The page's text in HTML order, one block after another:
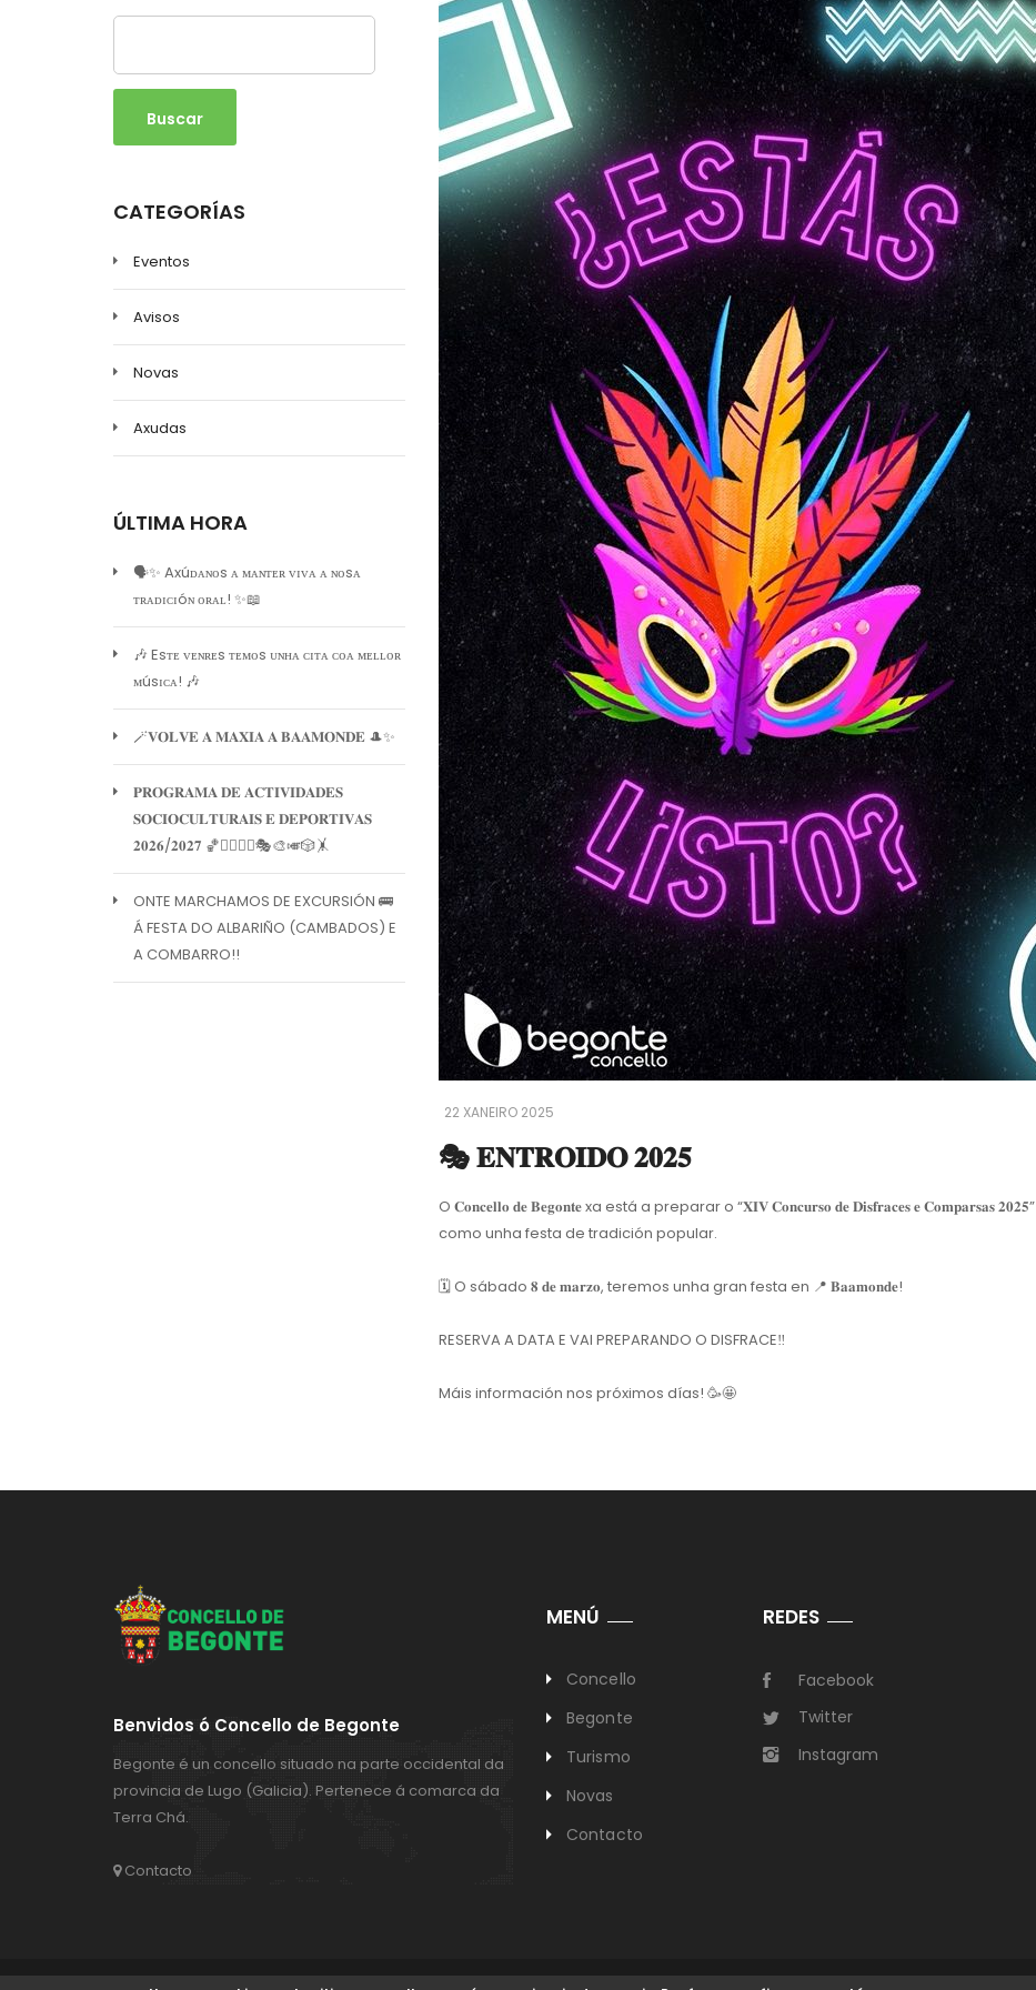
CATEGORÍAS
Eventos
Avisos
Novas
Axudas
ÚLTIMA HORA
🗣️✨ Axúᴅᴀɴᴏs ᴀ ᴍᴀɴᴛᴇʀ ᴠɪᴠᴀ ᴀ ɴᴏsᴀ
ᴛʀᴀᴅɪᴄɪóɴ ᴏʀᴀʟ! ✨📖
🎶 Esᴛᴇ ᴠᴇɴʀᴇs ᴛᴇᴍᴏs ᴜɴʜᴀ ᴄɪᴛᴀ ᴄᴏᴀ ᴍᴇʟʟᴏʀ
ᴍúsɪᴄᴀ! 🎶
🪄𝐕𝐎𝐋𝐕𝐄 𝐀 𝐌𝐀𝐗𝐈𝐀 𝐀 𝐁𝐀𝐀𝐌𝐎𝐍𝐃𝐄 🎩✨
𝐏𝐑𝐎𝐆𝐑𝐀𝐌𝐀 𝐃𝐄 𝐀𝐂𝐓𝐈𝐕𝐈𝐃𝐀𝐃𝐄𝐒
𝐒𝐎𝐂𝐈𝐎𝐂𝐔𝐋𝐓𝐔𝐑𝐀𝐈𝐒 𝐄 𝐃𝐄𝐏𝐎𝐑𝐓𝐈𝐕𝐀𝐒
𝟐𝟎𝟐𝟔/𝟐𝟎𝟐𝟕 🏀🏊‍♀️🧘‍♀️🎭🎨🎺🎲🤸
ONTE MARCHAMOS DE EXCURSIÓN 🚌
Á FESTA DO ALBARIÑO (CAMBADOS) E
A COMBARRO!!
22 XANEIRO 2025
🎭 𝐄𝐍𝐓𝐑𝐎𝐈𝐃𝐎 𝟐𝟎𝟐𝟓
O 𝐂𝐨𝐧𝐜𝐞𝐥𝐥𝐨 𝐝𝐞 𝐁𝐞𝐠𝐨𝐧𝐭𝐞 xa está a preparar o “𝐗𝐈𝐕 𝐂𝐨𝐧𝐜𝐮𝐫𝐬𝐨 𝐝𝐞 𝐃𝐢𝐬𝐟𝐫𝐚𝐜𝐞𝐬 𝐞 𝐂𝐨𝐦𝐩𝐚𝐫𝐬𝐚𝐬 𝟐𝟎𝟐𝟓”
como unha festa de tradición popular.
🗓O sábado 𝟖 𝐝𝐞 𝐦𝐚𝐫𝐳𝐨, teremos unha gran festa en 📍 𝐁𝐚𝐚𝐦𝐨𝐧𝐝𝐞!
RESERVA A DATA E VAI PREPARANDO O DISFRACE‼️
Máis información nos próximos días! 🥳🤩
Benvidos ó Concello de Begonte
Begonte é un concello situado na parte occidental da
provincia de Lugo (Galicia). Pertenece á comarca da
Terra Chá.
Contacto
MENÚ
Concello
Begonte
Turismo
Novas
Contacto
REDES
Facebook
Twitter
Instagram